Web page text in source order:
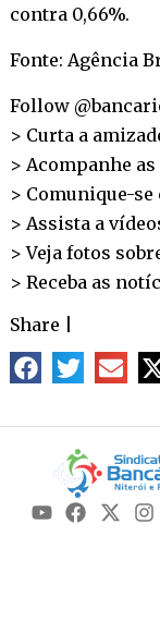
contra 0,66%.
Fonte: Agência
Follow
> Curta a
> Acompanhe
> Comunique-
> Assista a
> Veja fotos
> Receba as
Share